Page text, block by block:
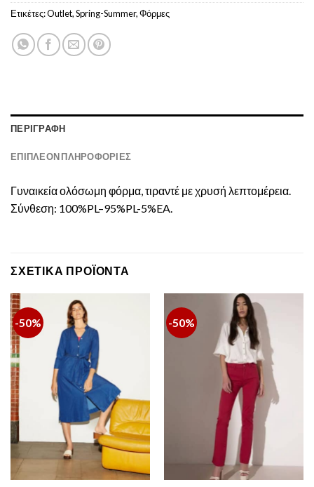
Ετικέτες:Outlet,Spring-Summer,Φόρμες
ΠΕΡΙΓΡΑΦΉ
ΕΠΙΠΛΈΟΝ ΠΛΗΡΟΦΟΡΊΕΣ
Γυναικεία ολόσωμη φόρμα, τιραντέ με χρυσή λεπτομέρεια.
Σύνθεση: 100%PL–95%PL-5%EA.
ΣΧΕΤΙΚΆ ΠΡΟΪΌΝΤΑ
-50% -50%